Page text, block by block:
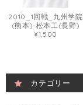
2010_1回戦_九州学院
(熊本)-松本工(長野)
¥1,500
カテゴリー